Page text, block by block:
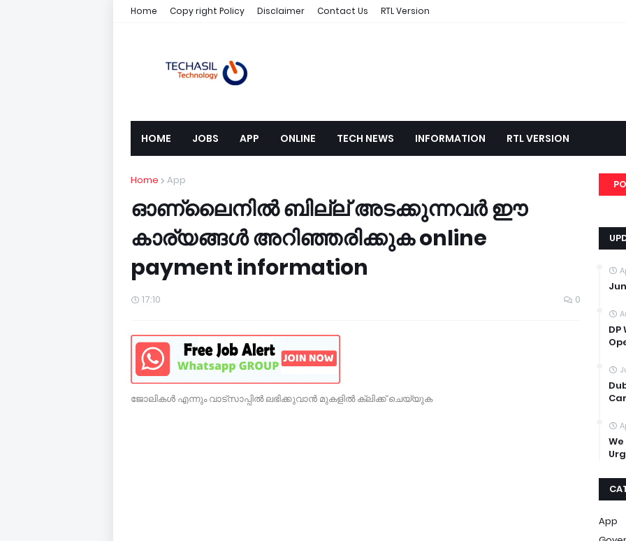
Home Copy right Policy Disclaimer Contact Us RTL Version
HOME JOBS APP ONLINE TECH NEWS INFORMATION RTL VERSION
Home App
ഓണ്ലൈനിൽ ബില്ല് അടക്കുന്നവർ ഈ
കാര്യങ്ങൾ അറിഞ്ഞരിക്കുക online
payment information
17:10 0
ജോലികൾ എന്നും വാട്സാപ്പിൽ ലഭിക്കുവാൻ മുകളിൽ ക്ലിക്ക് ചെയ്യുക
DP
App